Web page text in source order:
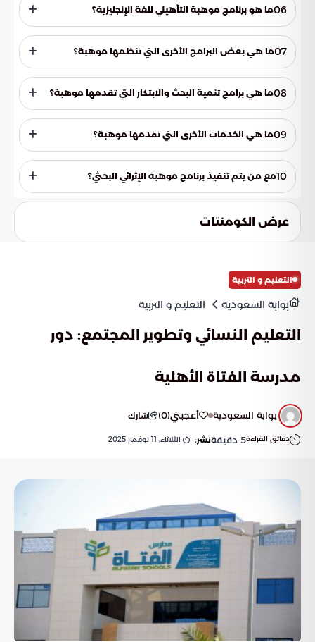
مهارات الإلقاء والخطابة لدى طلاب المرحلة الثانوية، ويحتوي على
نظام شامل ومتكامل، مع جلسات تدريبية، وألعاب وأنشطة خاصة.
06ما هو برنامج موهبة التأهيلي للغة الإنجليزية؟
لغوياً، وتنمية قدرات الاستماع والقراءة والكتابة والتحدث.07ما هي بعض البرامج الأخرى التي تنظمها موهبة؟
الإثرائي العالمي، وبرنامج سفراء موهبة، وبرنامج موهبة الإثرائي لما
بعد المدرسة.
08ما هي برامج تنمية البحث والابتكار التي تقدمها موهبة؟
العلمي، وتلمذة موهبة، وبرنامج موهبة الإثرائي البحثي، والأولمبياد
الوطني للإبداع العلمي "إبداع".
09ما هي الخدمات الأخرى التي تقدمها موهبة؟
والابتكار، وبرامج الشراكة مع المدارس، وبرامج الالتحاق بالجامعات
المرموقة، ورابطة موهبة.
10مع من يتم تنفيذ برنامج موهبة الإثرائي البحثي؟
عرض الكومنتات
التعليم و التربية
بوابة السعودية التعليم و التربية
التعليم النسائي وتطوير المجتمع: دور
مدرسة الفتاة الأهلية
بوابة السعودية أعجبني(
0
) شارك
دقائق القراءة5 دقيقةنشر: الثلاثاء, 11 نوفمبر 2025